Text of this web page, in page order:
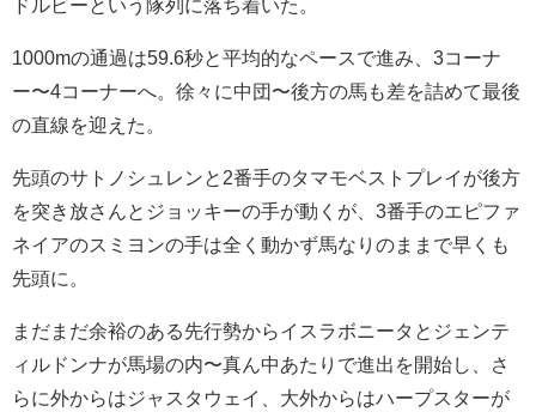
ドルビーという隊列に落ち着いた。
1000mの通過は59.6秒と平均的なペースで進み、3コーナ
ー〜4コーナーへ。徐々に中団〜後方の馬も差を詰めて最後
の直線を迎えた。
先頭のサトノシュレンと2番手のタマモベストプレイが後方
を突き放さんとジョッキーの手が動くが、3番手のエピファ
ネイアのスミヨンの手は全く動かず馬なりのままで早くも
先頭に。
まだまだ余裕のある先行勢からイスラボニータとジェンテ
ィルドンナが馬場の内〜真ん中あたりで進出を開始し、さ
らに外からはジャスタウェイ、大外からはハープスターが